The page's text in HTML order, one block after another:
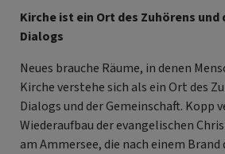
Kirche ist ein Ort des Zuhörens und
Dialogs
Neues brauche Räume, in denen
Kirche verstehe sich als ein Ort des
Dialogs und der Gemeinschaft. Kopp
Wiederaufbau der evangelischen
am Ammersee, die nach einem Brand